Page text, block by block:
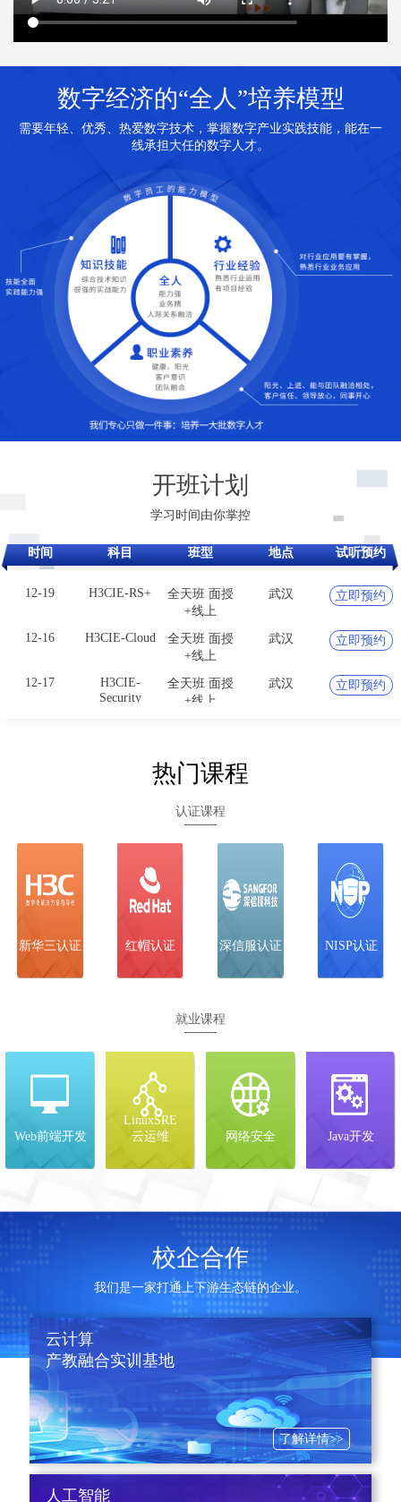
数字经济的“全人”培养模型
需要年轻、优秀、热爱数字技术，掌握数字产业实践技能，能在一
线承担大任的数字人才。
开班计划
学习时间由你掌控
时间 科目 班型 地点 试听预约
12-19 H3CIE-RS+
全天班 面授
+线上
武汉 立即预约
12-16 H3CIE-Cloud
全天班 面授
+线上
武汉 立即预约
12-17
H3CIE-
全天班 面授
+线上
武汉 立即预约
12-23
SCSE（技服/
安服）
全天班 面授
+线上
武汉 立即预约
全天班 面授
+线上
全天班 面授
Security
立即预约
12-23
SCSE（技服/
全天班 面授
武汉 立即预约
12-22 SCCE-C
全天班 面授
武汉 立即预约
热门课程
认证课程
新华三认证 红帽认证 深信服认证 NISP认证
就业课程
Web前端开发
LinuxSRE
云运维
网络安全 Java开发
校企合作
我们是一家打通上下游生态链的企业。
云计算
产教融合实训基地
了解详情>>
人工智能